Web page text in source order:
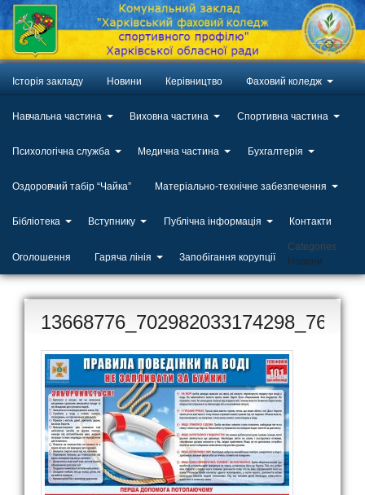
Історія закладу Новини Керівництво Фаховий коледж
Навчальна частина Виховна частина Спортивна частина
Психологічна служба Медична частина Бухгалтерія
Оздоровчий табір “Чайка” Матеріально-технічне забезпечення
Бібліотека Вступнику Публічна інформація Контакти
Оголошення Гаряча лінія Запобігання корупції
Categories
Новини